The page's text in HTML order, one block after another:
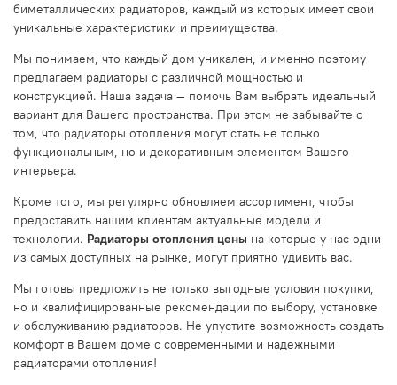
биметаллических радиаторов, каждый из которых имеет свои
уникальные характеристики и преимущества.
Мы понимаем, что каждый дом уникален, и именно поэтому
предлагаем радиаторы с различной мощностью и
конструкцией. Наша задача — помочь Вам выбрать идеальный
вариант для Вашего пространства. При этом не забывайте о
том, что радиаторы отопления могут стать не только
функциональным, но и декоративным элементом Вашего
интерьера.
Кроме того, мы регулярно обновляем ассортимент, чтобы
предоставить нашим клиентам актуальные модели и
технологии. Радиаторы отопления цены на которые у нас одни
из самых доступных на рынке, могут приятно удивить вас.
Мы готовы предложить не только выгодные условия покупки,
но и квалифицированные рекомендации по выбору, установке
и обслуживанию радиаторов. Не упустите возможность создать
комфорт в Вашем доме с современными и надежными
радиаторами отопления!